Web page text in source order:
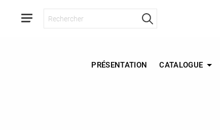
PRÉSENTATION CATALOGUE